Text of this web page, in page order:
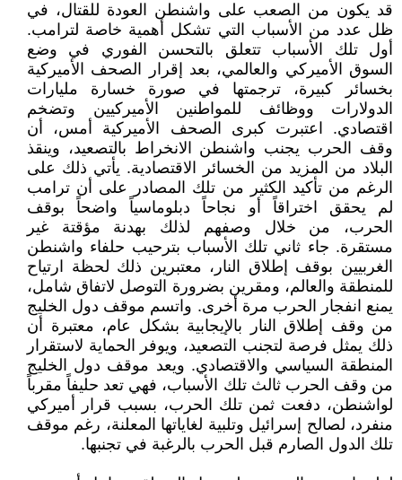
قد يكون من الصعب على واشنطن العودة للقتال، في
ظل عدد من الأسباب التي تشكل أهمية خاصة لترامب.
أول تلك الأسباب تتعلق بالتحسن الفوري في وضع
السوق الأميركي والعالمي، بعد إقرار الصحف الأميركية
بخسائر كبيرة، ترجمتها في صورة خسارة مليارات
الدولارات ووظائف للمواطنين الأميركيين وتضخم
اقتصادي. اعتبرت كبرى الصحف الأميركية أمس، أن
وقف الحرب يجنب واشنطن الانخراط بالتصعيد، وينقذ
البلاد من المزيد من الخسائر الاقتصادية. يأتي ذلك على
الرغم من تأكيد الكثير من تلك المصادر على أن ترامب
لم يحقق اختراقاً أو نجاحاً دبلوماسياً واضحاً بوقف
الحرب، من خلال وصفهم لذلك بهدنة مؤقتة غير
مستقرة. جاء ثاني تلك الأسباب بترحيب حلفاء واشنطن
الغربيين بوقف إطلاق النار، معتبرين ذلك لحظة ارتياح
للمنطقة والعالم، ومقرين بضرورة التوصل لاتفاق شامل،
يمنع انفجار الحرب مرة أخرى. واتسم موقف دول الخليج
من وقف إطلاق النار بالإيجابية بشكل عام، معتبرة أن
ذلك يمثل فرصة لتجنب التصعيد، ويوفر الحماية لاستقرار
المنطقة السياسي والاقتصادي. ويعد موقف دول الخليج
من وقف الحرب ثالث تلك الأسباب، فهي تعد حليفاً مقرباً
لواشنطن، دفعت ثمن تلك الحرب، بسبب قرار أميركي
منفرد، لصالح إسرائيل وتلبية لغاياتها المعلنة، رغم موقف
تلك الدول الصارم قبل الحرب بالرغبة في تجنبها.